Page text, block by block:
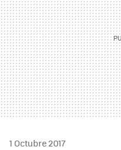
1 Octubre 2017